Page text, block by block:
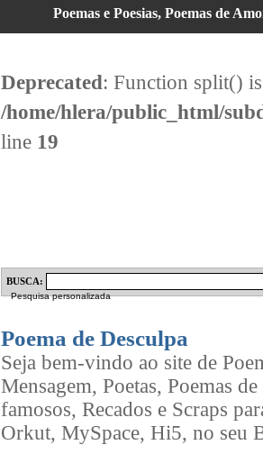
Poemas e Poesias, Poemas de
Deprecated: Function split()
/home/hlera/public_html/
line 19
BUSCA:
Pesquisa personalizada
Poema de Desculpa
Seja bem-vindo ao site de
Mensagem, Poetas, Poemas
famosos, Recados e Scraps
Orkut, MySpace, Hi5, no seu